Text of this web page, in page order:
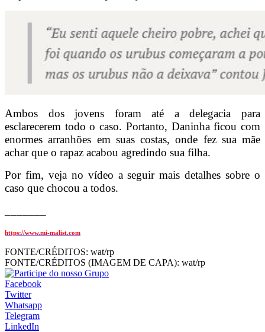
Ambos dos jovens foram até a delegacia para
esclarecerem todo o caso. Portanto, Daninha ficou com
enormes arranhões em suas costas, onde fez sua mãe
achar que o rapaz acabou agredindo sua filha.
Por fim, veja no vídeo a seguir mais detalhes sobre o
caso que chocou a todos.
https://www.mi-malist.com
FONTE/CRÉDITOS: wat/rp
FONTE/CRÉDITOS (IMAGEM DE CAPA): wat/rp
Facebook
Twitter
Whatsapp
Telegram
LinkedIn